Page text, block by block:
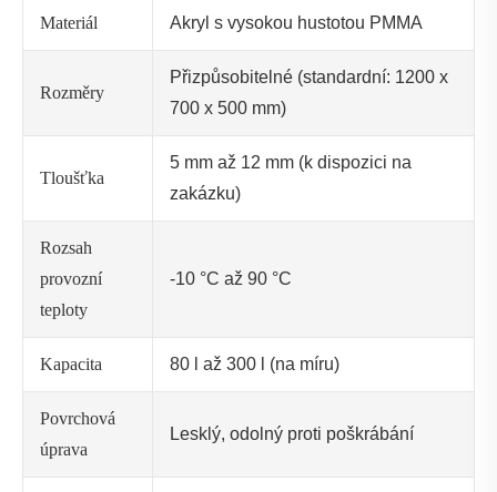
Materiál Akryl s vysokou hustotou PMMA
Rozměry
Přizpůsobitelné (standardní: 1200 x
700 x 500 mm)
Tloušťka
5 mm až 12 mm (k dispozici na
zakázku)
Rozsah
provozní
teploty
-10 °C až 90 °C
Kapacita 80 l až 300 l (na míru)
Povrchová
úprava
Lesklý, odolný proti poškrábání